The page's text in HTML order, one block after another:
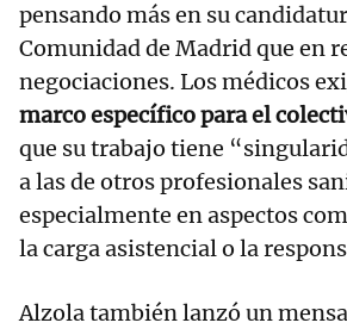
pensando más en su
Comunidad de Madrid que en
negociaciones. Los médicos
marco específico para el
que su trabajo tiene
a las de otros profesionales
especialmente en aspectos
la carga asistencial o la
Alzola también lanzó un